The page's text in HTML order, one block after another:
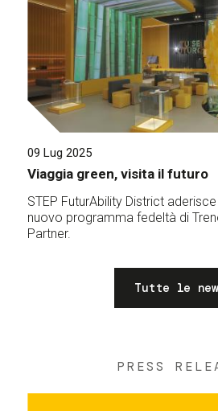
09 Lug 2025
Viaggia green, visita il futuro
STEP FuturAbility District
nuovo programma fedeltà di
Partner.
Tutte le
PRESS